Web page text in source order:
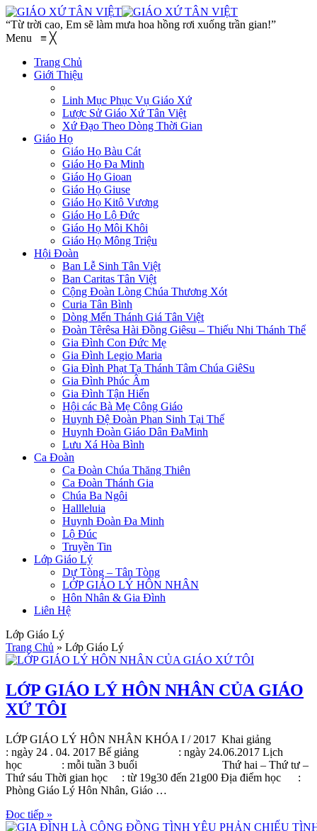
“Từ trời cao, Em sẽ làm mưa hoa hồng rơi xuống trần gian!”
Menu ≡ ╳
Trang Chủ
Giới Thiệu
Linh Mục Phục Vụ Giáo Xứ
Lược Sử Giáo Xứ Tân Việt
Xứ Đạo Theo Dòng Thời Gian
Giáo Họ
Giáo Họ Bàu Cát
Giáo Họ Đa Minh
Giáo Họ Gioan
Giáo Họ Giuse
Giáo Họ Kitô Vương
Giáo Họ Lộ Đức
Giáo Họ Môi Khôi
Giáo Họ Mông Triệu
Hội Đoàn
Ban Lễ Sinh Tân Việt
Ban Caritas Tân Việt
Cộng Đoàn Lòng Chúa Thương Xót
Curia Tân Bình
Dòng Mến Thánh Giá Tân Việt
Đoàn Têrêsa Hài Đồng Giêsu – Thiếu Nhi Thánh Thể
Gia Đình Con Đức Mẹ
Gia Đình Legio Maria
Gia Đình Phạt Tạ Thánh Tâm Chúa GiêSu
Gia Đình Phúc Âm
Gia Đình Tận Hiến
Hội các Bà Mẹ Công Giáo
Huynh Đệ Đoàn Phan Sinh Tại Thế
Huynh Đoàn Giáo Dân ĐaMinh
Lưu Xá Hòa Bình
Ca Đoàn
Ca Đoàn Chúa Thăng Thiên
Ca Đoàn Thánh Gia
Chúa Ba Ngôi
Hallleluia
Huynh Đoàn Đa Minh
Lộ Đúc
Truyền Tin
Lớp Giáo Lý
Dự Tòng – Tân Tòng
LỚP GIÁO LÝ HÔN NHÂN
Hôn Nhân & Gia Đình
Liên Hệ
Lớp Giáo Lý
Trang Chủ » Lớp Giáo Lý
LỚP GIÁO LÝ HÔN NHÂN CỦA GIÁO
XỨ TÔI
LỚP GIÁO LÝ HÔN NHÂN KHÓA I / 2017 Khai giảng
: ngày 24 . 04. 2017 Bế giảng : ngày 24.06.2017 Lịch
học : mỗi tuần 3 buổi Thứ hai – Thứ tư –
Thứ sáu Thời gian học : từ 19g30 đến 21g00 Địa điểm học :
Phòng Giáo Lý Hôn Nhân, Giáo …
Đọc tiếp »